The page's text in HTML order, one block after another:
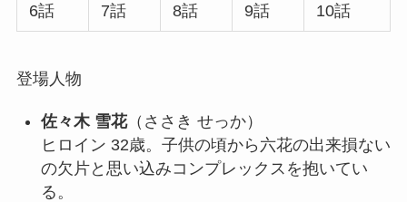
6話 7話 8話 9話 10話
登場人物
佐々木 雪花（ささき せっか）
ヒロイン 32歳。子供の頃から六花の出来損ない
の欠片と思い込みコンプレックスを抱いてい
る。